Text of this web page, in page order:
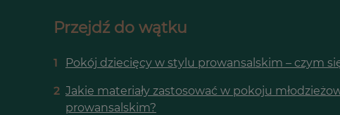
Przejdź do wątku
1 Pokój dziecięcy w stylu prowansalskim – czym
2 Jakie materiały zastosować w pokoju
prowansalskim?